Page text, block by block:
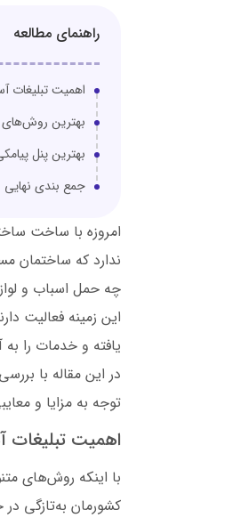
راهنمای مطالعه
اهمیت تبلیغات
بهترین روش‌های
بهترین پنل
جمع بندی نهایی
امروزه با ساخت
ندارد که ساختمان
چه حمل اسباب و
این زمینه فعالیت
یافته و خدمات را به
در این مقاله با
توجه به مزایا و
اهمیت تبلیغات
با اینکه روش‌های
کشورمان به‌تازگی